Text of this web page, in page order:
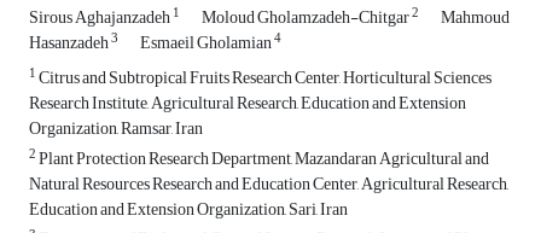
Sirous Aghajanzadeh1 Moloud Gholamzadeh-Chitgar2 Mahmoud
Hasanzadeh3 Esmaeil Gholamian4
1Citrus and Subtropical Fruits Research Center, Horticultural Sciences
Research Institute, Agricultural Research, Education and Extension
Organization, Ramsar, Iran
2Plant Protection Research Department, Mazandaran Agricultural and
Natural Resources Research and Education Center, Agricultural Research,
Education and Extension Organization, Sari, Iran